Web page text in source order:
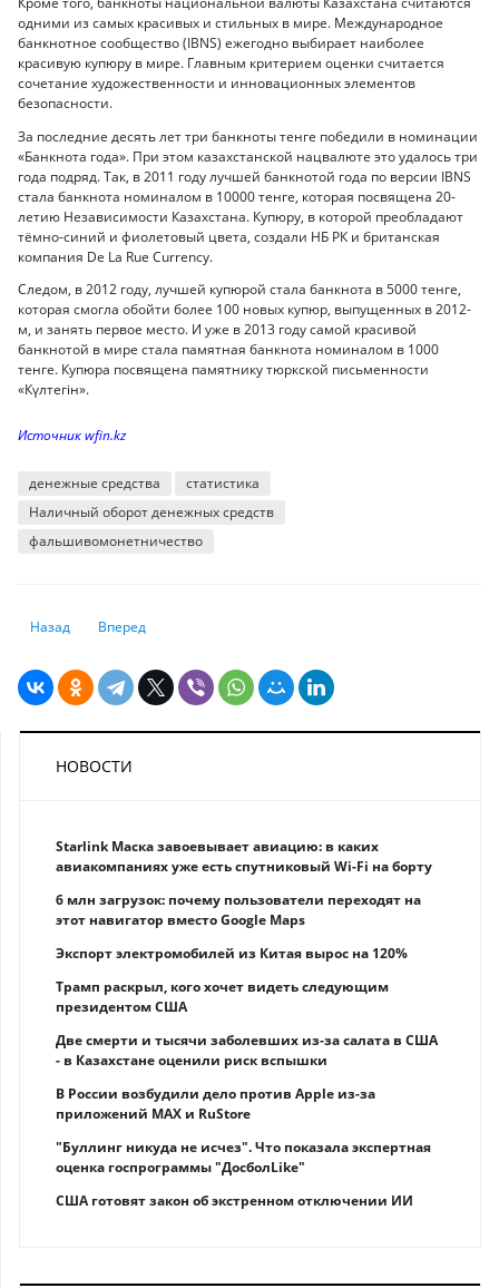
одними из самых красивых и стильных в мире. Международное
банкнотное сообщество (IBNS) ежегодно выбирает наиболее
красивую купюру в мире. Главным критерием оценки считается
сочетание художественности и инновационных элементов
безопасности.
За последние десять лет три банкноты тенге победили в номинации
«Банкнота года». При этом казахстанской нацвалюте это удалось три
года подряд. Так, в 2011 году лучшей банкнотой года по версии IBNS
стала банкнота номиналом в 10000 тенге, которая посвящена 20-
летию Независимости Казахстана. Купюру, в которой преобладают
тёмно-синий и фиолетовый цвета, создали НБ РК и британская
компания De La Rue Currency.
Следом, в 2012 году, лучшей купюрой стала банкнота в 5000 тенге,
которая смогла обойти более 100 новых купюр, выпущенных в 2012-
м, и занять первое место. И уже в 2013 году самой красивой
банкнотой в мире стала памятная банкнота номиналом в 1000
тенге. Купюра посвящена памятнику тюркской письменности
«Күлтегін».
Источник wfin.kz
денежные средства
статистика
Наличный оборот денежных средств
фальшивомонетничество
Предыдущий: Сладкие новости
Назад Следующий: Кто оденет Казахстанских детей
Вперед
НОВОСТИ
Starlink Маска завоевывает авиацию: в каких
авиакомпаниях уже есть спутниковый Wi-Fi на борту
6 млн загрузок: почему пользователи переходят на
этот навигатор вместо Google Maps
Экспорт электромобилей из Китая вырос на 120%
Трамп раскрыл, кого хочет видеть следующим
президентом США
Две смерти и тысячи заболевших из-за салата в США
- в Казахстане оценили риск вспышки
В России возбудили дело против Apple из-за
приложений MAX и RuStore
"Буллинг никуда не исчез". Что показала экспертная
оценка госпрограммы "ДосболLike"
США готовят закон об экстренном отключении ИИ